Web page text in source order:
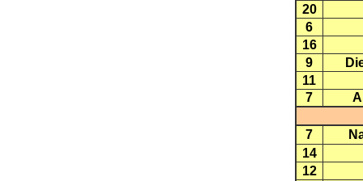
20
6
16
9
11
7
7
14
12